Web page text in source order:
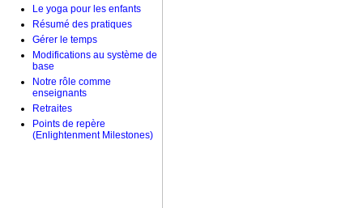
Le yoga pour les enfants
Résumé des pratiques
Gérer le temps
Modifications au système de
base
Notre rôle comme
enseignants
Retraites
Points de repère
(Enlightenment Milestones)